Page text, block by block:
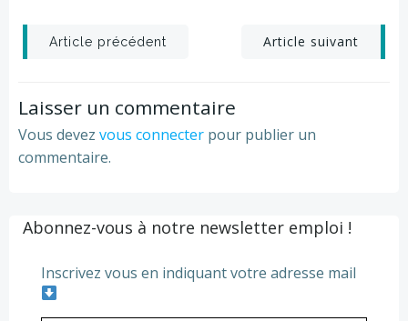
Post
navigation
Article précédent
Post
navigation
Article suivant
Laisser un commentaire
Vous devez vous connecter pour publier un
commentaire.
Abonnez-vous à notre newsletter emploi !
Inscrivez vous en indiquant votre adresse mail